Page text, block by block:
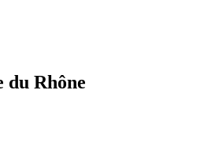
du Rhône